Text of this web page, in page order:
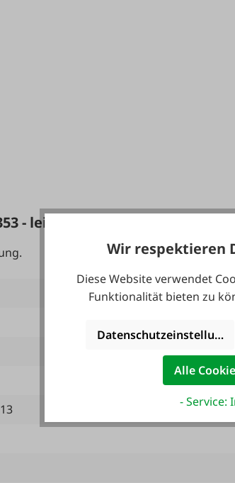
- leichte Baureihe Serie PPV3
Wir respektieren
Diese Website verwendet
Funktionalität bieten zu
Datenschutzeinstellungen
Alle
- Service: